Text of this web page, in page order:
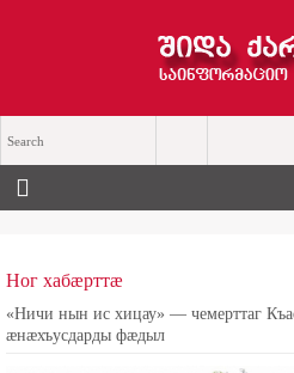
Ног хабæрттæ
«Ничи нын ис хицау» — чемерттаг
æнæхъусдарды фæдыл